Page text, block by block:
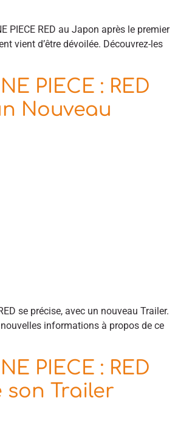
PIECE RED au Japon après le premier
vient d’être dévoilée. Découvrez-les
PIECE : RED
Nouveau
se précise, avec un nouveau Trailer.
informations à propos de ce
PIECE : RED
son Trailer